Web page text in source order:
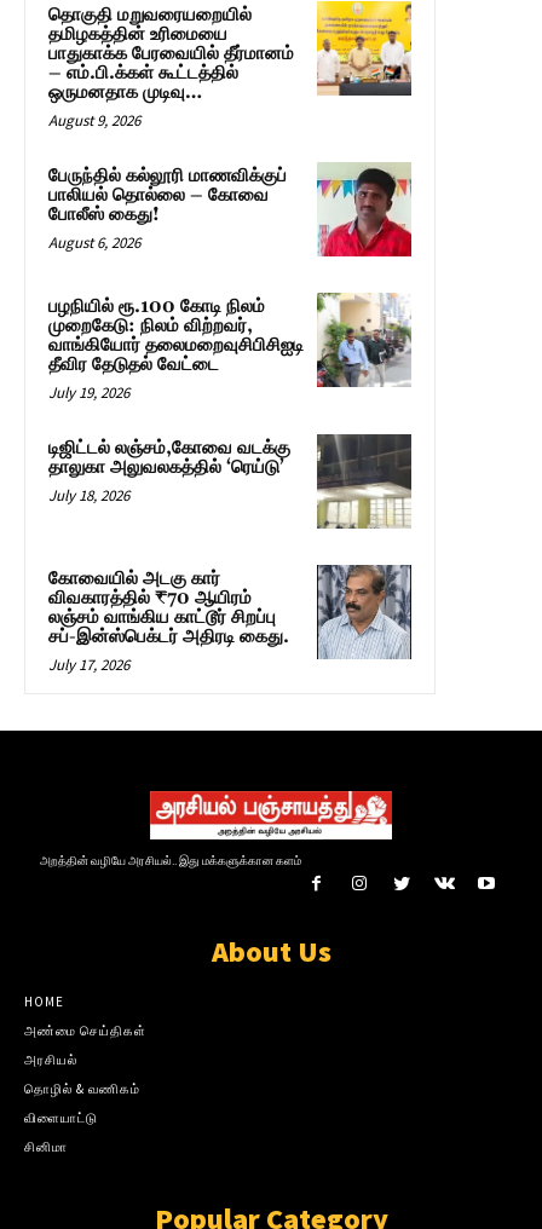
தொகுதி மறுவரையறையில்
தமிழகத்தின் உரிமையை
பாதுகாக்க பேரவையில் தீர்மானம்
– எம்.பி.க்கள் கூட்டத்தில்
ஒருமனதாக முடிவு…
August 9, 2026
பேருந்தில் கல்லூரி மாணவிக்குப்
பாலியல் தொல்லை – கோவை
போலீஸ் கைது!
August 6, 2026
பழநியில் ரூ.100 கோடி நிலம்
முறைகேடு: நிலம் விற்றவர்,
வாங்கியோர் தலைமறைவுசிபிசிஐடி
தீவிர தேடுதல் வேட்டை
July 19, 2026
டிஜிட்டல் லஞ்சம்,கோவை வடக்கு
தாலுகா அலுவலகத்தில் ‘ரெய்டு’
July 18, 2026
கோவையில் அடகு கார்
விவகாரத்தில் ₹70 ஆயிரம்
லஞ்சம் வாங்கிய காட்டூர் சிறப்பு
சப்-இன்ஸ்பெக்டர் அதிரடி கைது.
July 17, 2026
அறத்தின் வழியே அரசியல்.. இது மக்களுக்கான களம்
About Us
HOME
அண்மை செய்திகள்
அரசியல்
தொழில் & வணிகம்
விளையாட்டு
சினிமா
Popular Category